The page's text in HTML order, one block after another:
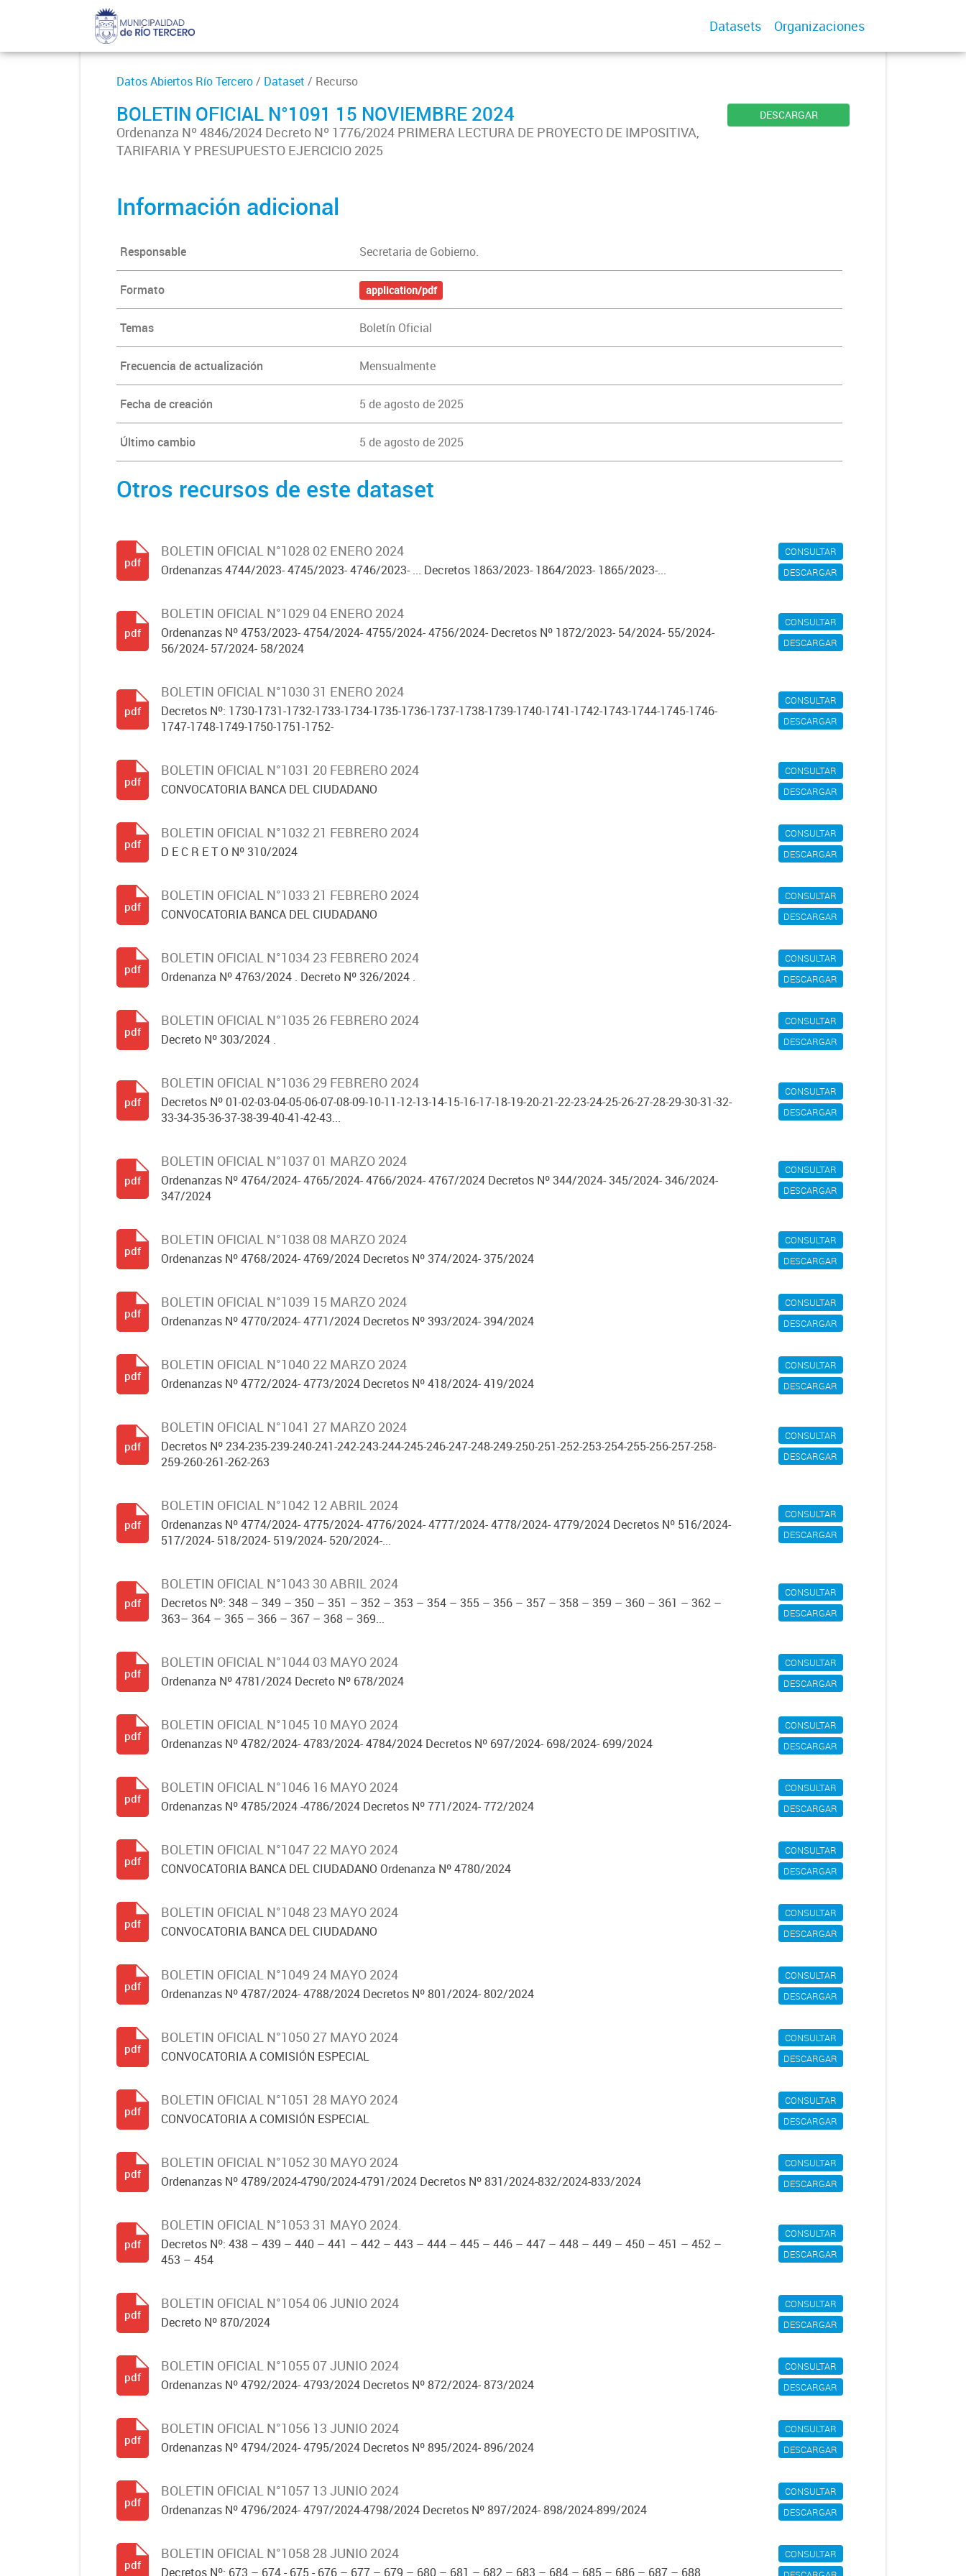
Datasets Organizaciones
Datos Abiertos Río Tercero/ Dataset / Recurso
BOLETIN OFICIAL N°1091 15 NOVIEMBRE 2024
Ordenanza Nº 4846/2024 Decreto Nº 1776/2024 PRIMERA LECTURA DE PROYECTO DE IMPOSITIVA,
TARIFARIA Y PRESUPUESTO EJERCICIO 2025
DESCARGAR
Información adicional
Responsable Secretaria de Gobierno.
Formato application/pdf
Temas Boletín Oficial
Frecuencia de actualización Mensualmente
Fecha de creación 5 de agosto de 2025
Último cambio 5 de agosto de 2025
Otros recursos de este dataset
CONSULTAR
DESCARGAR
BOLETIN OFICIAL N°1028 02 ENERO 2024
Ordenanzas 4744/2023- 4745/2023- 4746/2023- ... Decretos 1863/2023- 1864/2023- 1865/2023-...
pdf
CONSULTAR
DESCARGAR
BOLETIN OFICIAL N°1029 04 ENERO 2024
Ordenanzas Nº 4753/2023- 4754/2024- 4755/2024- 4756/2024- Decretos Nº 1872/2023- 54/2024- 55/2024-
56/2024- 57/2024- 58/2024
pdf
CONSULTAR
DESCARGAR
BOLETIN OFICIAL N°1030 31 ENERO 2024
Decretos Nº: 1730-1731-1732-1733-1734-1735-1736-1737-1738-1739-1740-1741-1742-1743-1744-1745-1746-
1747-1748-1749-1750-1751-1752-
pdf
CONSULTAR
DESCARGAR
BOLETIN OFICIAL N°1031 20 FEBRERO 2024
CONVOCATORIA BANCA DEL CIUDADANO
pdf
CONSULTAR
DESCARGAR
BOLETIN OFICIAL N°1032 21 FEBRERO 2024
D E C R E T O Nº 310/2024
pdf
CONSULTAR
DESCARGAR
BOLETIN OFICIAL N°1033 21 FEBRERO 2024
CONVOCATORIA BANCA DEL CIUDADANO
pdf
CONSULTAR
DESCARGAR
BOLETIN OFICIAL N°1034 23 FEBRERO 2024
Ordenanza Nº 4763/2024 . Decreto Nº 326/2024 .
pdf
CONSULTAR
DESCARGAR
BOLETIN OFICIAL N°1035 26 FEBRERO 2024
Decreto Nº 303/2024 .
pdf
CONSULTAR
DESCARGAR
BOLETIN OFICIAL N°1036 29 FEBRERO 2024
Decretos Nº 01-02-03-04-05-06-07-08-09-10-11-12-13-14-15-16-17-18-19-20-21-22-23-24-25-26-27-28-29-30-31-32-
33-34-35-36-37-38-39-40-41-42-43...
pdf
CONSULTAR
DESCARGAR
BOLETIN OFICIAL N°1037 01 MARZO 2024
Ordenanzas Nº 4764/2024- 4765/2024- 4766/2024- 4767/2024 Decretos Nº 344/2024- 345/2024- 346/2024-
347/2024
pdf
CONSULTAR
DESCARGAR
BOLETIN OFICIAL N°1038 08 MARZO 2024
Ordenanzas Nº 4768/2024- 4769/2024 Decretos Nº 374/2024- 375/2024
pdf
CONSULTAR
DESCARGAR
BOLETIN OFICIAL N°1039 15 MARZO 2024
Ordenanzas Nº 4770/2024- 4771/2024 Decretos Nº 393/2024- 394/2024
pdf
CONSULTAR
DESCARGAR
BOLETIN OFICIAL N°1040 22 MARZO 2024
Ordenanzas Nº 4772/2024- 4773/2024 Decretos Nº 418/2024- 419/2024
pdf
CONSULTAR
DESCARGAR
BOLETIN OFICIAL N°1041 27 MARZO 2024
Decretos Nº 234-235-239-240-241-242-243-244-245-246-247-248-249-250-251-252-253-254-255-256-257-258-
259-260-261-262-263
pdf
CONSULTAR
DESCARGAR
BOLETIN OFICIAL N°1042 12 ABRIL 2024
Ordenanzas Nº 4774/2024- 4775/2024- 4776/2024- 4777/2024- 4778/2024- 4779/2024 Decretos Nº 516/2024-
517/2024- 518/2024- 519/2024- 520/2024-...
pdf
CONSULTAR
DESCARGAR
BOLETIN OFICIAL N°1043 30 ABRIL 2024
Decretos Nº: 348 – 349 – 350 – 351 – 352 – 353 – 354 – 355 – 356 – 357 – 358 – 359 – 360 – 361 – 362 –
363– 364 – 365 – 366 – 367 – 368 – 369...
pdf
CONSULTAR
DESCARGAR
BOLETIN OFICIAL N°1044 03 MAYO 2024
Ordenanza Nº 4781/2024 Decreto Nº 678/2024
pdf
CONSULTAR
DESCARGAR
BOLETIN OFICIAL N°1045 10 MAYO 2024
Ordenanzas Nº 4782/2024- 4783/2024- 4784/2024 Decretos Nº 697/2024- 698/2024- 699/2024
pdf
CONSULTAR
DESCARGAR
BOLETIN OFICIAL N°1046 16 MAYO 2024
Ordenanzas Nº 4785/2024 -4786/2024 Decretos Nº 771/2024- 772/2024
pdf
CONSULTAR
DESCARGAR
BOLETIN OFICIAL N°1047 22 MAYO 2024
CONVOCATORIA BANCA DEL CIUDADANO Ordenanza Nº 4780/2024
pdf
CONSULTAR
DESCARGAR
BOLETIN OFICIAL N°1048 23 MAYO 2024
CONVOCATORIA BANCA DEL CIUDADANO
pdf
CONSULTAR
DESCARGAR
BOLETIN OFICIAL N°1049 24 MAYO 2024
Ordenanzas Nº 4787/2024- 4788/2024 Decretos Nº 801/2024- 802/2024
pdf
CONSULTAR
DESCARGAR
BOLETIN OFICIAL N°1050 27 MAYO 2024
CONVOCATORIA A COMISIÓN ESPECIAL
pdf
CONSULTAR
DESCARGAR
BOLETIN OFICIAL N°1051 28 MAYO 2024
CONVOCATORIA A COMISIÓN ESPECIAL
pdf
CONSULTAR
DESCARGAR
BOLETIN OFICIAL N°1052 30 MAYO 2024
Ordenanzas Nº 4789/2024-4790/2024-4791/2024 Decretos Nº 831/2024-832/2024-833/2024
pdf
CONSULTAR
DESCARGAR
BOLETIN OFICIAL N°1053 31 MAYO 2024.
Decretos Nº: 438 – 439 – 440 – 441 – 442 – 443 – 444 – 445 – 446 – 447 – 448 – 449 – 450 – 451 – 452 –
453 – 454
pdf
CONSULTAR
DESCARGAR
BOLETIN OFICIAL N°1054 06 JUNIO 2024
Decreto Nº 870/2024
pdf
CONSULTAR
DESCARGAR
BOLETIN OFICIAL N°1055 07 JUNIO 2024
Ordenanzas Nº 4792/2024- 4793/2024 Decretos Nº 872/2024- 873/2024
pdf
CONSULTAR
DESCARGAR
BOLETIN OFICIAL N°1056 13 JUNIO 2024
Ordenanzas Nº 4794/2024- 4795/2024 Decretos Nº 895/2024- 896/2024
pdf
CONSULTAR
DESCARGAR
BOLETIN OFICIAL N°1057 13 JUNIO 2024
Ordenanzas Nº 4796/2024- 4797/2024-4798/2024 Decretos Nº 897/2024- 898/2024-899/2024
pdf
CONSULTAR
BOLETIN OFICIAL N°1058 28 JUNIO 2024
Decretos Nº: 673 – 674 - 675 - 676 – 677 – 679 – 680 – 681 – 682 – 683 – 684 – 685 – 686 – 687 – 688
pdf